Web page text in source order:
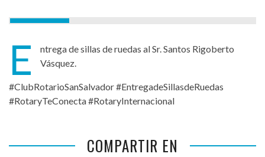
E
ntrega de sillas de ruedas al Sr. Santos Rigoberto
Vásquez.
#ClubRotarioSanSalvador #EntregadeSillasdeRuedas
#RotaryTeConecta #RotaryInternacional
COMPARTIR EN